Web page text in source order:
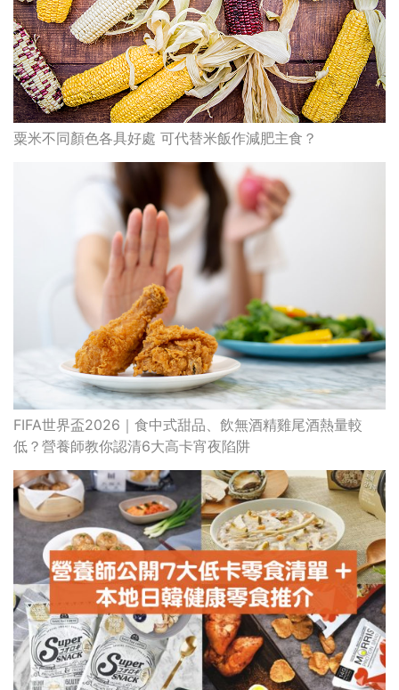
粟米不同顏色各具好處 可代替米飯作減肥主食？
FIFA世界盃2026｜食中式甜品、飲無酒精雞尾酒熱量較
低？營養師教你認清6大高卡宵夜陷阱